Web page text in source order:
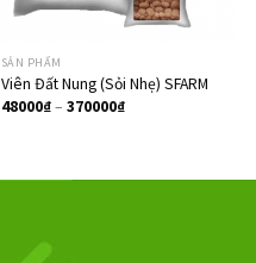
SẢN PHẨM
Viên Đất Nung (Sỏi Nhẹ) SFARM
48000₫– 370000₫